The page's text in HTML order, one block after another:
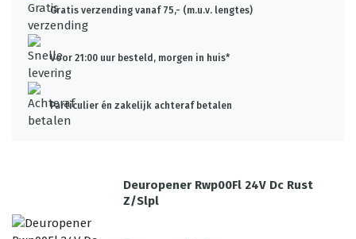
Gratis verzending vanaf 75,- (m.u.v. lengtes)
Voor 21:00 uur besteld, morgen in huis*
Particulier én zakelijk achteraf betalen
Deuropener Rwp00Fl 24V Dc Rust
Z/Slpl